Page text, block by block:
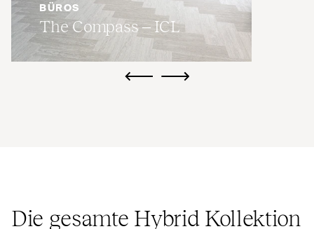
BÜROS
The Compass – ICL
ui.previousui.next
Die gesamte Hybrid Kollektion